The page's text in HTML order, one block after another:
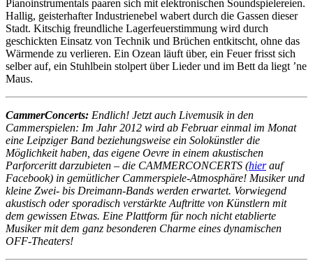
Pianoinstrumentals paaren sich mit elektronischen Soundspielereien.
Hallig, geisterhafter Industrienebel wabert durch die Gassen dieser
Stadt. Kitschig freundliche Lagerfeuerstimmung wird durch
geschickten Einsatz von Technik und Brüchen entkitscht, ohne das
Wärmende zu verlieren. Ein Ozean läuft über, ein Feuer frisst sich
selber auf, ein Stuhlbein stolpert über Lieder und im Bett da liegt ’ne
Maus.
CammerConcerts: Endlich! Jetzt auch Livemusik in den
Cammerspielen: Im Jahr 2012 wird ab Februar einmal im Monat
eine Leipziger Band beziehungsweise ein Solokünstler die
Möglichkeit haben, das eigene Oevre in einem akustischen
Parforceritt darzubieten – die CAMMERCONCERTS (hierauf
Facebook) in gemütlicher Cammerspiele-Atmosphäre! Musiker und
kleine Zwei- bis Dreimann-Bands werden erwartet. Vorwiegend
akustisch oder sporadisch verstärkte Auftritte von Künstlern mit
dem gewissen Etwas. Eine Plattform für noch nicht etablierte
Musiker mit dem ganz besonderen Charme eines dynamischen
OFF-Theaters!